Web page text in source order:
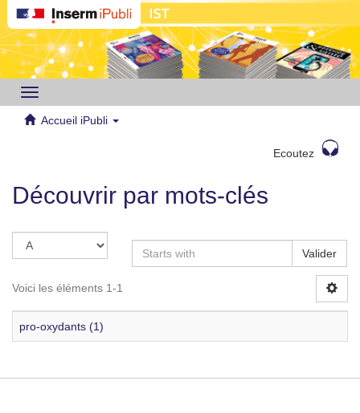
Toggle
navigation
Accueil iPubli
Ecoutez
Découvrir par mots-clés
Valider
Voici les éléments 1-1
pro-oxydants (1)